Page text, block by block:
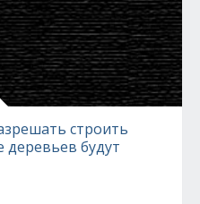
строить
деревьев будут